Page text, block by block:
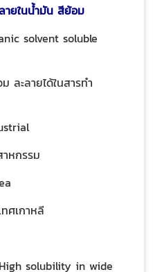
ายในน้ำมัน สีย้อม
solvent soluble
ละลายได้ในสารทำ
หกรรม
ทศเกาหลี
solubility in wide